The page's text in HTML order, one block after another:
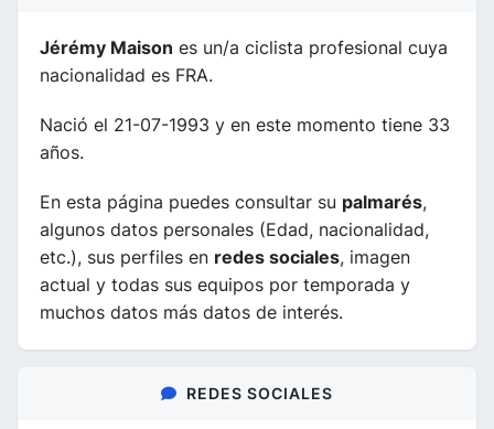
Jérémy Maison es un/a ciclista profesional cuya
nacionalidad es FRA.
Nació el 21-07-1993 y en este momento tiene 33
años.
En esta página puedes consultar su palmarés,
algunos datos personales (Edad, nacionalidad,
etc.), sus perfiles en redes sociales, imagen
actual y todas sus equipos por temporada y
muchos datos más datos de interés.
REDES SOCIALES